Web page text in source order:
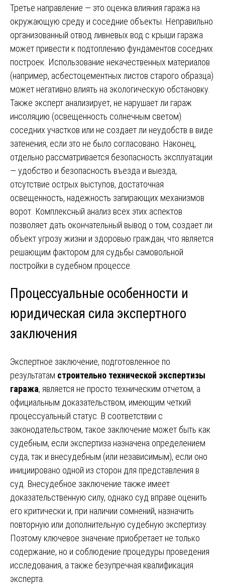
Третье направление — это оценка влияния гаража на
окружающую среду и соседние объекты. Неправильно
организованный отвод ливневых вод с крыши гаража
может привести к подтоплению фундаментов соседних
построек. Использование некачественных материалов
(например, асбестоцементных листов старого образца)
может негативно влиять на экологическую обстановку.
Также эксперт анализирует, не нарушает ли гараж
инсоляцию (освещенность солнечным светом)
соседних участков или не создает ли неудобств в виде
затенения, если это не было согласовано. Наконец,
отдельно рассматривается безопасность эксплуатации
— удобство и безопасность въезда и выезда,
отсутствие острых выступов, достаточная
освещенность, надежность запирающих механизмов
ворот. Комплексный анализ всех этих аспектов
позволяет дать окончательный вывод о том, создает ли
объект угрозу жизни и здоровью граждан, что является
решающим фактором для судьбы самовольной
постройки в судебном процессе.
Процессуальные особенности и
юридическая сила экспертного
заключения
Экспертное заключение, подготовленное по
результатам строительно технической экспертизы
гаража, является не просто техническим отчетом, а
официальным доказательством, имеющим четкий
процессуальный статус. В соответствии с
законодательством, такое заключение может быть как
судебным, если экспертиза назначена определением
суда, так и внесудебным (или независимым), если оно
инициировано одной из сторон для представления в
суд. Внесудебное заключение также имеет
доказательственную силу, однако суд вправе оценить
его критически и, при наличии сомнений, назначить
повторную или дополнительную судебную экспертизу.
Поэтому ключевое значение приобретает не только
содержание, но и соблюдение процедуры проведения
исследования, а также безупречная квалификация
эксперта.